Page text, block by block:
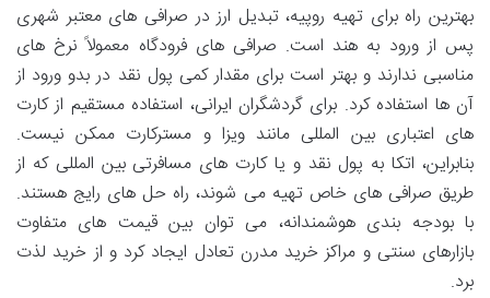
بهترین راه برای تهیه روپیه، تبدیل ارز در صرافی های معتبر شهری
پس از ورود به هند است. صرافی های فرودگاه معمولاً نرخ های
مناسبی ندارند و بهتر است برای مقدار کمی پول نقد در بدو ورود از
آن ها استفاده کرد. برای گردشگران ایرانی، استفاده مستقیم از کارت
های اعتباری بین المللی مانند ویزا و مسترکارت ممکن نیست.
بنابراین، اتکا به پول نقد و یا کارت های مسافرتی بین المللی که از
طریق صرافی های خاص تهیه می شوند، راه حل های رایج هستند.
با بودجه بندی هوشمندانه، می توان بین قیمت های متفاوت
بازارهای سنتی و مراکز خرید مدرن تعادل ایجاد کرد و از خرید لذت
برد.